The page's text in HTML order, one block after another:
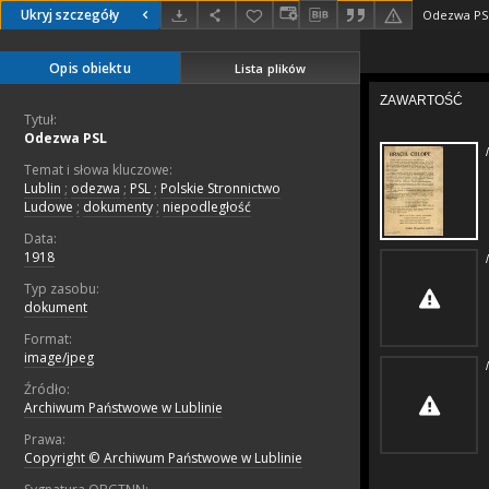
Ukryj szczegóły Odezwa
Opis obiektu Lista plików
Tytuł:
Odezwa PSL
Temat i słowa kluczowe:
Lublin ; odezwa ; PSL ; Polskie Stronnictwo
Ludowe ; dokumenty ; niepodległość
Data:
1918
Typ zasobu:
dokument
Format:
image/jpeg
Źródło:
Archiwum Państwowe w Lublinie
Prawa:
Copyright © Archiwum Państwowe w Lublinie